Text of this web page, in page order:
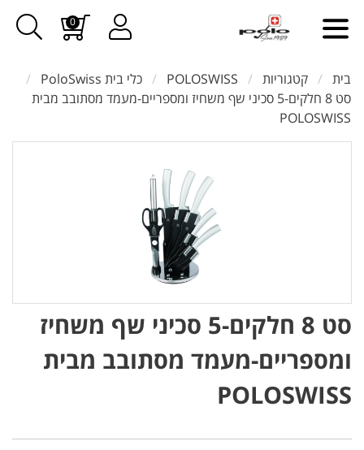
0
בית קטגוריות POLOSWISS
כלי בית PoloSwiss
סט 8 חלקים-5 סכיני שף משחיז ומספריים-מעמד מסתובב מבית
POLOSWISS
סט 8 חלקים-5 סכיני שף משחיז
ומספריים-מעמד מסתובב מבית
POLOSWISS